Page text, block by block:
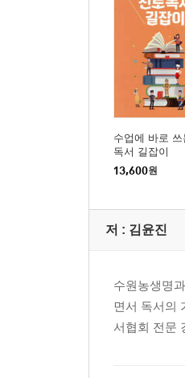
수업에 바로 쓰
독서 길잡이
13,600원
저 : 김윤진
수원농생명
면서 독서의
서협회 전문